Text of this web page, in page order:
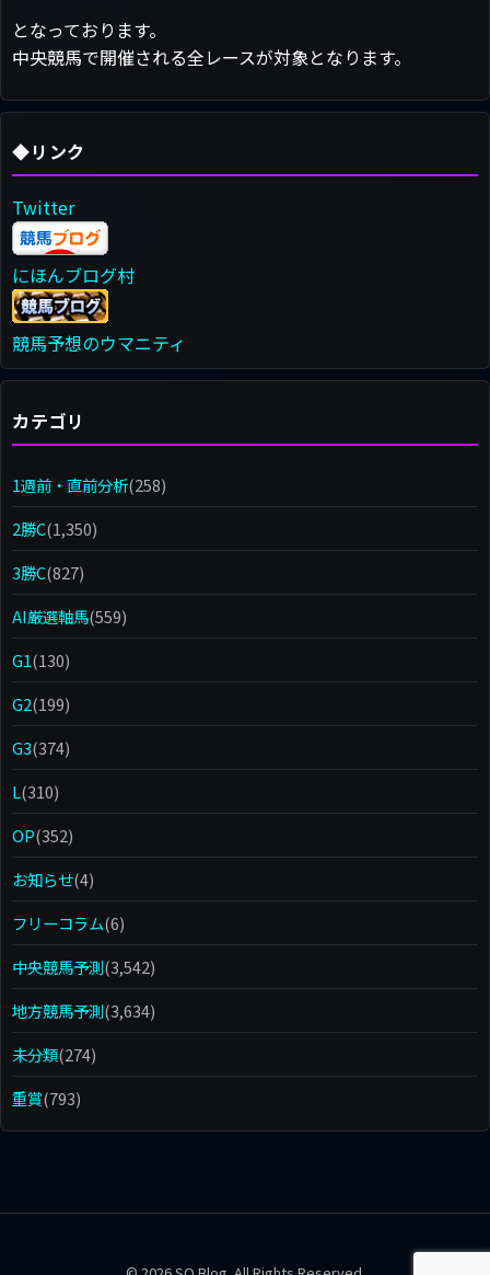
となっております。
中央競馬で開催される全レースが対象となります。
◆リンク
Twitter
にほんブログ村
競馬予想のウマニティ
カテゴリ
1週前・直前分析(258)
2勝C(1,350)
3勝C(827)
AI厳選軸馬(559)
G1(130)
G2(199)
G3(374)
L(310)
OP(352)
お知らせ(4)
フリーコラム(6)
中央競馬予測(3,542)
地方競馬予測(3,634)
未分類(274)
重賞(793)